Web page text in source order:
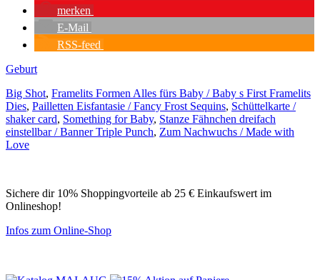
merken
E-Mail
RSS-feed
Geburt
Big Shot, Framelits Formen Alles fürs Baby / Baby s First Framelits
Dies, Pailletten Eisfantasie / Fancy Frost Sequins, Schüttelkarte /
shaker card, Something for Baby, Stanze Fähnchen dreifach
einstellbar / Banner Triple Punch, Zum Nachwuchs / Made with
Love
Sichere dir 10% Shoppingvorteile ab 25 € Einkaufswert im
Onlineshop!
Infos zum Online-Shop